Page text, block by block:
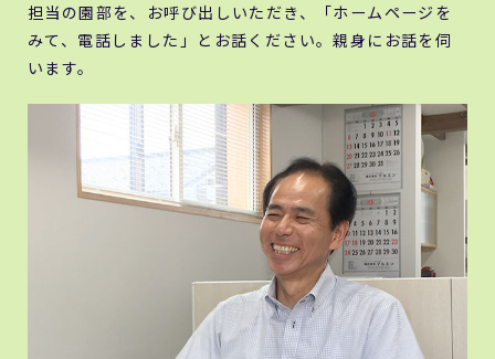
担当の園部を、お呼び出しいただき、「ホームページを
みて、電話しました」とお話ください。親身にお話を伺
います。